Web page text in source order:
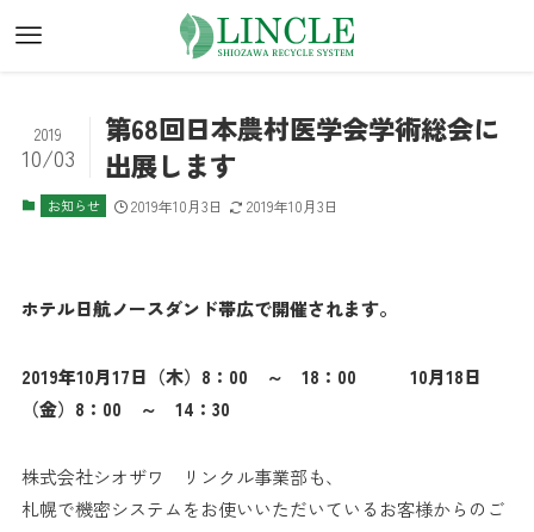
第68回日本農村医学会学術総会に
出展します
2019
10/03
お知らせ 2019年10月3日 2019年10月3日
ホテル日航ノースダンド帯広で開催されます。
2019年10月17日（木）8：00 ～ 18：00 10月18日
（金）8：00 ～ 14：30
株式会社シオザワ リンクル事業部も、
札幌で機密システムをお使いいただいているお客様からのご